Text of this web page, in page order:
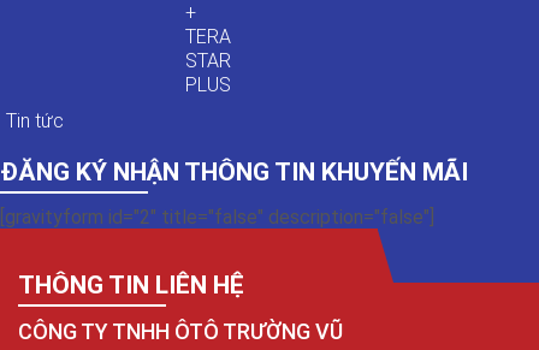
+
TERA
STAR
PLUS
Tin tức
ĐĂNG KÝ NHẬN THÔNG TIN KHUYẾN MÃI
[gravityform id="2" title="false" description="false"]
THÔNG TIN LIÊN HỆ
CÔNG TY TNHH ÔTÔ TRƯỜNG VŨ